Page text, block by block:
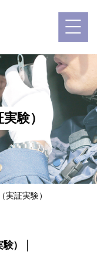
験）
実証実験）
） │